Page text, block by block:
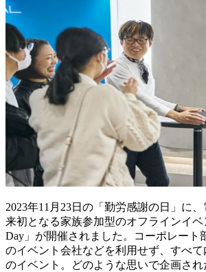
2023年11月23日の「勤労感謝の日」に
来初となる家族参加型のオフラインイベ
Day」が開催されました。コーポレート
のイベント会社などを利用せず、すべて
のイベント。どのような思いで企画さ